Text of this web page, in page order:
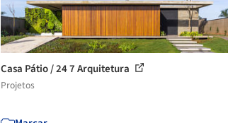
Casa Pátio / 24 7 Arquitetura
Projetos